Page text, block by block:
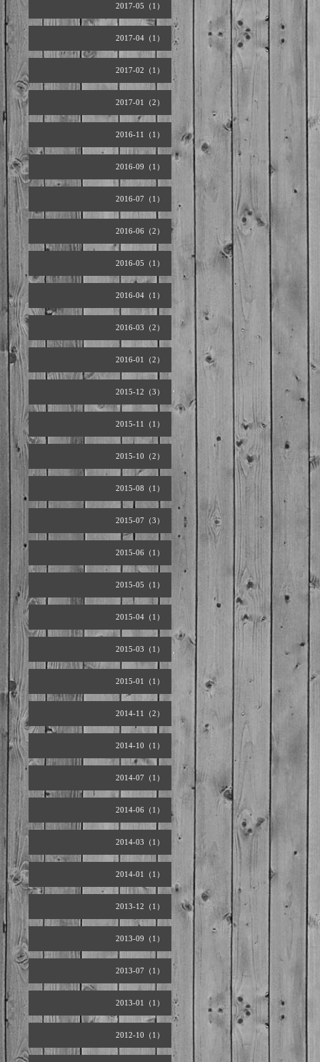
2017-05（1）
2017-04（1）
2017-02（1）
2017-01（2）
2016-11（1）
2016-09（1）
2016-07（1）
2016-06（2）
2016-05（1）
2016-04（1）
2016-03（2）
2016-01（2）
2015-12（3）
2015-11（1）
2015-10（2）
2015-08（1）
2015-07（3）
2015-06（1）
2015-05（1）
2015-04（1）
2015-03（1）
2015-01（1）
2014-11（2）
2014-10（1）
2014-07（1）
2014-06（1）
2014-03（1）
2014-01（1）
2013-12（1）
2013-09（1）
2013-07（1）
2013-01（1）
2012-10（1）